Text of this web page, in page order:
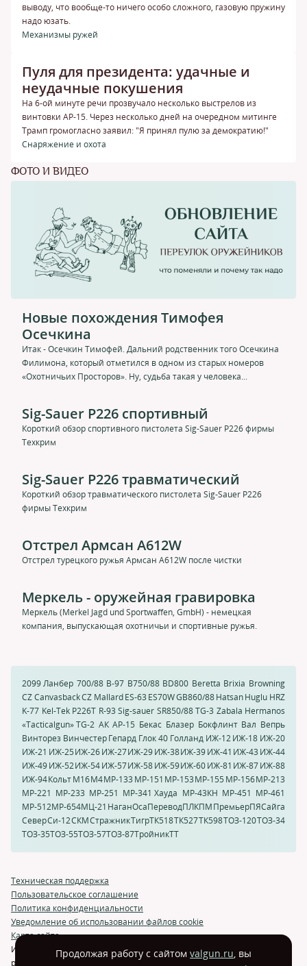
выводу, что вообще-то ничего особо сложного, газовую пружину
надо юзать.
Механизмы ружей
Пуля для президента: удачные и
неудачные покушения
На 6-ой минуте речи прозвучало несколько выстрелов из
винтовки АР-15. Через несколько дней на очередном митинге
Трамп громогласно заявил: "Я принял пулю за демократию!"
Снаряжение и охота
ФОТО И ВИДЕО
Новые похождения Тимофея
Осечкина
Итак - Осечкин Тимофей. Дальний родственник того Осечкина
Филимона, который отметился в одном из старых номеров
«Охотничьих Просторов». Ну, судьба такая у человека...
Sig-Sauer P226 спортивный
Короткий обзор спортивного пистолета Sig-Sauer P226 фирмы
Техкрим
Sig-Sauer P226 травматический
Короткий обзор травматического пистолета Sig-Sauer P226
фирмы Техкрим
Отстрел Армсан A612W
Отстрел турецкого ружья Армсан A612W после чистки
Меркель - оружейная гравировка
Меркель (Merkel Jagd und Sportwaffen, GmbH) - немецкая
компания, выпускающая охотничьи и спортивные ружья.
2099 Ланбер 700/88 B-97 B750/88 BD800 Beretta Brixia Browning
CZ CanvasbackCZ MallardES-63 ES70WGB860/88HatsanHuglu HRZ
K-77 Kel-Tek P226T R-93 Sig-sauer SR850/88 TG-3 Zabala Hermanos
«Tacticalgun» TG-2 АК АР-15 Бекас Блазер Бокфлинт Вал Вепрь
Винторез ВинчестерГепард Глок 40 Голланд ИЖ-12 ИЖ-18 ИЖ-20
ИЖ-21 ИЖ-25ИЖ-26ИЖ-27ИЖ-29ИЖ-38ИЖ-39ИЖ-41 ИЖ-43 ИЖ-44
ИЖ-49ИЖ-52ИЖ-54ИЖ-57ИЖ-58ИЖ-59ИЖ-60ИЖ-81 ИЖ-87ИЖ-88
ИЖ-94КольтМ16М4МР-133 МР-151 МР-153МР-155 МР-156МР-213
МР-221 МР-233 МР-251 МР-341 Хауда МР-43КН МР-451 МР-461
МР-512МР-654МЦ-21 НаганОсаПереводПЛКПМПремьерПЯСайга
СеверСи-12СКМСтражникТигрТК518ТК527ТК598ТОЗ-120ТОЗ-34
ТОЗ-35ТОЗ-55ТОЗ-57ТОЗ-87ТройникТТ
Техническая поддержка
Пользовательское соглашение
Политика конфиденциальности
Уведомление об использовании файлов cookie
Карта сайта
Использование и перепечатка материалов возможна только с
разрешения автора.
Продолжая работу с сайтом valgun.ru, вы